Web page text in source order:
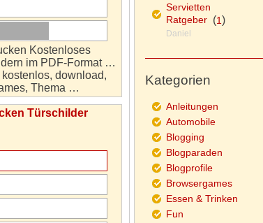
Kostenloses
im PDF-Format …
download,
Thema …
Türschilder
Servietten
Ratgeber(1)
Daniel
Kategorien
Anleitungen
Automobile
Blogging
Blogparaden
Blogprofile
Browsergames
Essen & Trinken
Fun